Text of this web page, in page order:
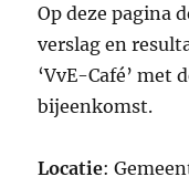
Op deze pagina
verslag en
‘VvE-Café’ met
bijeenkomst.
Locatie: